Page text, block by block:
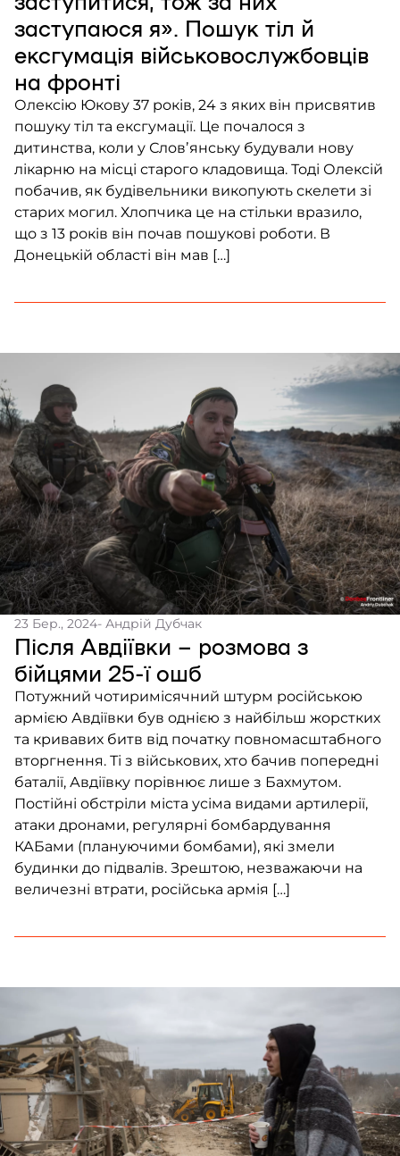
заступаюся я». Пошук тіл й
ексгумація військовослужбовців
на фронті
Олексію Юкову 37 років, 24 з яких він присвятив
пошуку тіл та ексгумації. Це почалося з
дитинства, коли у Словʼянську будували нову
лікарню на місці старого кладовища. Тоді Олексій
побачив, як будівельники викопують скелети зі
старих могил. Хлопчика це на стільки вразило,
що з 13 років він почав пошукові роботи. В
Донецькій області він мав […]
23 Бер., 2024- Андрій Дубчак
Після Авдіївки – розмова з
бійцями 25-ї ошб
Потужний чотиримісячний штурм російською
армією Авдіївки був однією з найбільш жорстких
та кривавих битв від початку повномасштабного
вторгнення. Ті з військових, хто бачив попередні
баталії, Авдіївку порівнює лише з Бахмутом.
Постійні обстріли міста усіма видами артилерії,
атаки дронами, регулярні бомбардування
КАБами (плануючими бомбами), які змели
будинки до підвалів. Зрештою, незважаючи на
величезні втрати, російська армія […]